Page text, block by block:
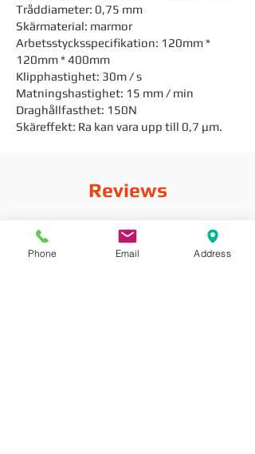
Tråddiameter: 0,75 mm
Skärmaterial: marmor
Arbetsstycksspecifikation: 120mm *
120mm * 400mm
Klipphastighet: 30m / s
Matningshastighet: 15 mm / min
Draghållfasthet: 150N
Skäreffekt: Ra kan vara upp till 0,7 μm.
Reviews
Kommentarer
Phone Email Address